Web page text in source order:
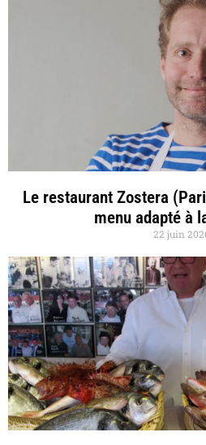
Le restaurant Zostera
menu adapté à
22 juin